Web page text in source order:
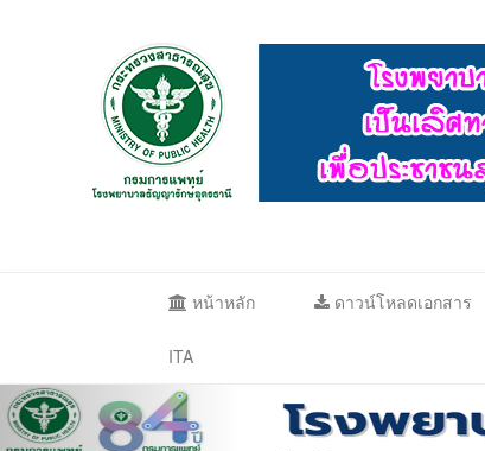
หน้าหลัก ดาวน์โหลดเอกสาร
ITA